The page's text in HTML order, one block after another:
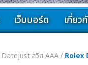
เว็บบอร์ด เกี่ยว
Datejust สวิส AAA/ Rolex